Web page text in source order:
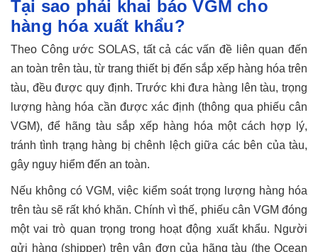
Tại sao phải khai báo VGM cho
hàng hóa xuất khẩu?
Theo Công ước SOLAS, tất cả các vấn đề liên quan đến
an toàn trên tàu, từ trang thiết bị đến sắp xếp hàng hóa trên
tàu, đều được quy định. Trước khi đưa hàng lên tàu, trọng
lượng hàng hóa cần được xác định (thông qua phiếu cân
VGM), để hãng tàu sắp xếp hàng hóa một cách hợp lý,
tránh tình trạng hàng bị chênh lệch giữa các bên của tàu,
gây nguy hiểm đến an toàn.
Nếu không có VGM, việc kiểm soát trọng lượng hàng hóa
trên tàu sẽ rất khó khăn. Chính vì thế, phiếu cân VGM đóng
một vai trò quan trọng trong hoạt động xuất khẩu. Người
gửi hàng (shipper) trên vận đơn của hãng tàu (the Ocean